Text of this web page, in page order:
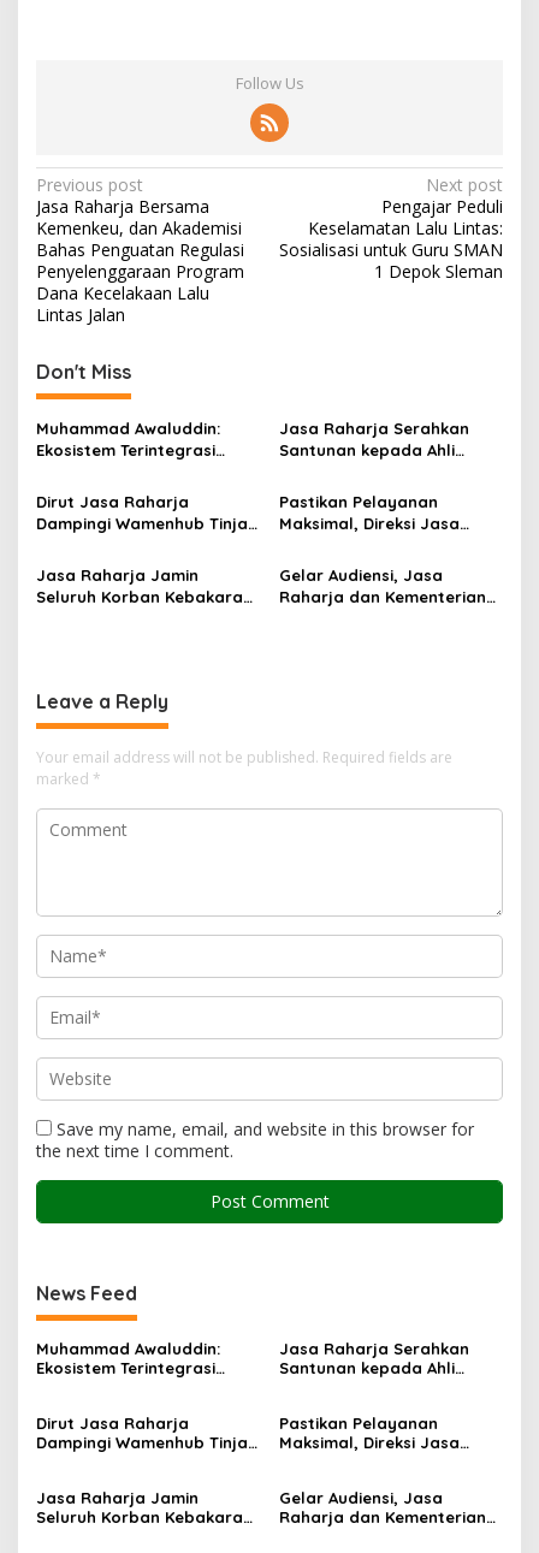
Follow Us
Post
navigation
Previous post
Jasa Raharja Bersama
Kemenkeu, dan Akademisi
Bahas Penguatan Regulasi
Penyelenggaraan Program
Dana Kecelakaan Lalu
Lintas Jalan
Next post
Pengajar Peduli
Keselamatan Lalu Lintas:
Sosialisasi untuk Guru SMAN
1 Depok Sleman
Don't Miss
Muhammad Awaluddin:
Ekosistem Terintegrasi
Hadirkan Pelayanan
Maksimal Kepada
masyarakat
Jasa Raharja Serahkan
Santunan kepada Ahli
KM Mutiara Sentosa II
Dirut Jasa Raharja
Dampingi Wamenhub Tinjau
Mutiara Sentosa II di RS
PHC Surabaya
Pastikan Pelayanan
Maksimal, Direksi Jasa
Kebakaran KM Mutiara
Sentosa II
Jasa Raharja Jamin
Seluruh Korban Kebakaran
Gelar Audiensi, Jasa
Raharja dan Kementerian
Leave a Reply
Your email address will not be published. Required fields are
marked *
Save my name, email, and website in this browser for
the next time I comment.
News Feed
Muhammad Awaluddin:
Ekosistem Terintegrasi
Maksimal Kepada
masyarakat
Jasa Raharja Serahkan
Santunan kepada Ahli
Dirut Jasa Raharja
Dampingi Wamenhub Tinjau
PHC Surabaya
Pastikan Pelayanan
Maksimal, Direksi Jasa
Sentosa II
Jasa Raharja Jamin
Seluruh Korban Kebakaran
Gelar Audiensi, Jasa
Raharja dan Kementerian